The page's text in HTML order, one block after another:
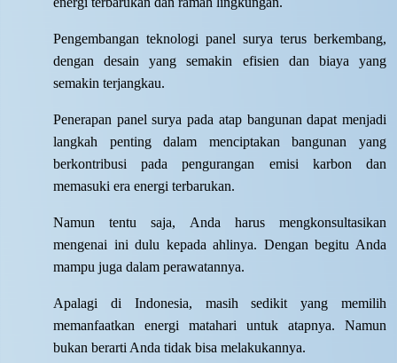
Pengembangan teknologi panel surya terus berkembang,
dengan desain yang semakin efisien dan biaya yang
semakin terjangkau.
Penerapan panel surya pada atap bangunan dapat menjadi
langkah penting dalam menciptakan bangunan yang
berkontribusi pada pengurangan emisi karbon dan
memasuki era energi terbarukan.
Namun tentu saja, Anda harus mengkonsultasikan
mengenai ini dulu kepada ahlinya. Dengan begitu Anda
mampu juga dalam perawatannya.
Apalagi di Indonesia, masih sedikit yang memilih
memanfaatkan energi matahari untuk atapnya. Namun
bukan berarti Anda tidak bisa melakukannya.